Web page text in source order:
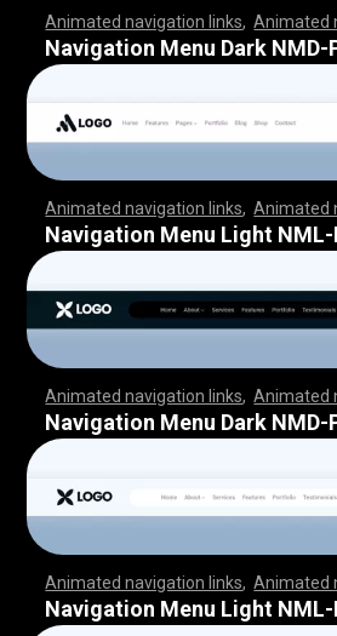
Animated navigation links ,Animated
,,,,,,,,,,,,,,,,,,,,,,,,,,,, ,,,,,,,,,,,,
,,,,,,,,,,,,,,,,,,,,,,,,,,,, ,,,,,,,,,,,,
,,,,,,,,,,,,,,,,
Navigation Menu Dark NMD-
Animated navigation links ,Animated
,,,,,,,,,,,,,,,,,,,,,,,,,,,, ,,,,,,,,,,,,
,,,,,,,,,,,,,,,,,,,,,,,,,,,, ,,,,,,,,,,,,
,,,,,,,,,,,,,,,,
Navigation Menu Light NML-
Animated navigation links ,Animated
,,,,,,,,,,,,,,,,,,,,,,,,,,,, ,,,,,,,,,,,,
,,,,,,,,,,,,,,,,,,,,,,,,,,,, ,,,,,,,,,,,,
,,,,,,,,,,,,,,,,
Navigation Menu Dark NMD-
Animated navigation links ,Animated
,,,,,,,,,,,,,,,,,,,,,,,,,,,, ,,,,,,,,,,,,
,,,,,,,,,,,,,,,,,,,,,,,,,,,, ,,,,,,,,,,,,
,,,,,,,,,,,,,,,,
Navigation Menu Light NML-